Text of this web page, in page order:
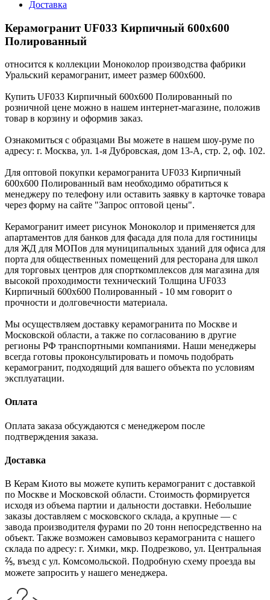
Доставка
Керамогранит UF033 Кирпичный 600x600
Полированный
относится к коллекции Моноколор производства фабрики
Уральский керамогранит, имеет размер 600x600.
Купить UF033 Кирпичный 600x600 Полированный по
розничной цене можно в нашем интернет-магазине, положив
товар в корзину и оформив заказ.
Ознакомиться с образцами Вы можете в нашем шоу-руме по
адресу: г. Москва, ул. 1-я Дубровская, дом 13-А, стр. 2, оф. 102.
Для оптовой покупки керамогранита UF033 Кирпичный
600x600 Полированный вам необходимо обратиться к
менеджеру по телефону или оставить заявку в карточке товара
через форму на сайте "Запрос оптовой цены".
Керамогранит имеет рисунок Моноколор и применяется для
апартаментов для банков для фасада для пола для гостиницы
для ЖД для МОПов для муниципальных зданий для офиса для
порта для общественных помещений для ресторана для школ
для торговых центров для спорткомплексов для магазина для
высокой проходимости технический Толщина UF033
Кирпичный 600x600 Полированный - 10 мм говорит о
прочности и долговечности материала.
Мы осуществляем доставку керамогранита по Москве и
Московской области, а также по согласованию в другие
регионы РФ транспортными компаниями. Наши менеджеры
всегда готовы проконсультировать и помочь подобрать
керамогранит, подходящий для вашего объекта по условиям
эксплуатации.
Оплата
Оплата заказа обсуждаются с менеджером после
подтверждения заказа.
Доставка
В Керам Киото вы можете купить керамогранит с доставкой
по Москве и Московской области. Стоимость формируется
исходя из объема партии и дальности доставки. Небольшие
заказы доставляем с московского склада, а крупные — с
завода производителя фурами по 20 тонн непосредственно на
объект. Также возможен самовывоз керамогранита с нашего
склада по адресу: г. Химки, мкр. Подрезково, ул. Центральная
⅖, въезд с ул. Комсомольской. Подробную схему проезда вы
можете запросить у нашего менеджера.